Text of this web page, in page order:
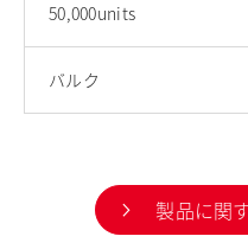
50,000units
バルク
製品に関